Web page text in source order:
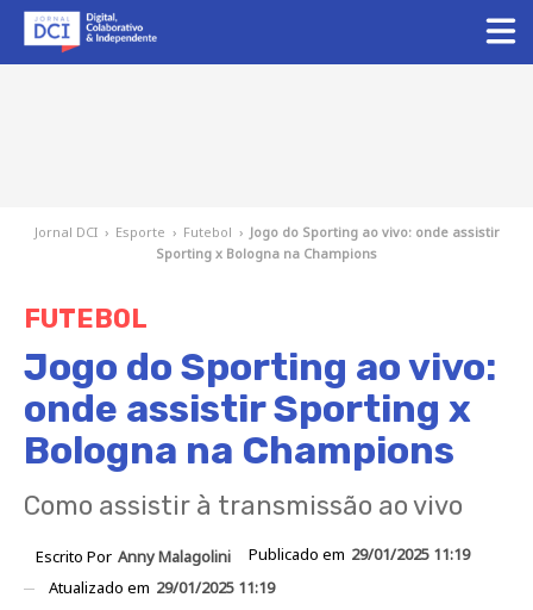
Jornal DCI › Esporte › Futebol › Jogo do Sporting ao vivo: onde assistir
Sporting x Bologna na Champions
FUTEBOL
Jogo do Sporting ao vivo:
onde assistir Sporting x
Bologna na Champions
Como assistir à transmissão ao vivo
Escrito Por Anny Malagolini Publicado em 29/01/2025 11:19
Atualizado em 29/01/2025 11:19